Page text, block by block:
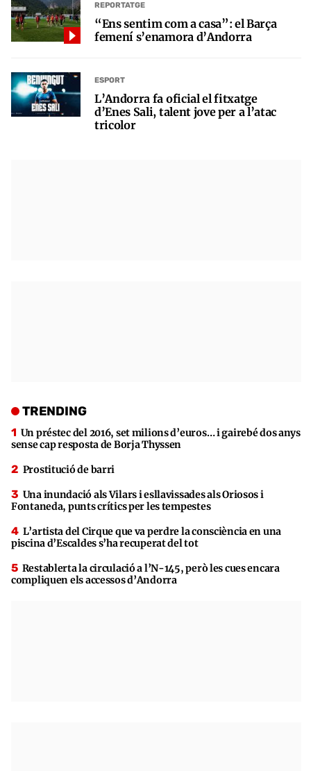
REPORTATGE
“Ens sentim com a casa”: el Barça
femení s’enamora d’Andorra
ESPORT
L’Andorra fa oficial el fitxatge
d’Enes Sali, talent jove per a l’atac
tricolor
TRENDING
Un préstec del 2016, set milions d’euros… i gairebé dos anys
sense cap resposta de Borja Thyssen
Prostitució de barri
Una inundació als Vilars i esllavissades als Oriosos i
Fontaneda, punts crítics per les tempestes
L’artista del Cirque que va perdre la consciència en una
piscina d’Escaldes s’ha recuperat del tot
Restablerta la circulació a l’N-145, però les cues encara
compliquen els accessos d’Andorra